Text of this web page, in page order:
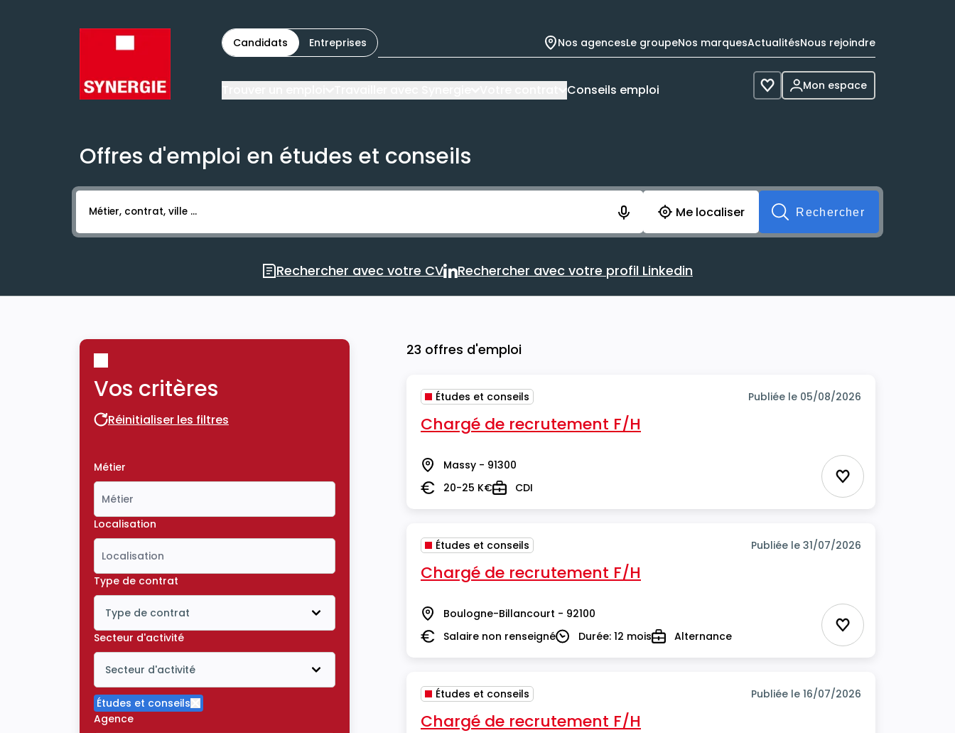
Candidats Entreprises Nos agencesLe groupeNos marquesActualitésNous rejoindre
Conseils emploi Voir les favoris
Mon espace
Offres d'emploi en études et conseils
Activer l’élément pour lancer l’enregistrement. Vous aurez 10 secondes pour enregistrer votre recherche avant soumission du formulaire. Vous
Me localiser
Rechercher
Rechercher avec votre CV
Rechercher avec votre CV
Rechercher avec votre profil Linkedin
Rechercher avec votre profil Linkedin
Vos critères
Réinitialiser les filtres
Réinitialiser les filtres
Métier
Localisation
Type de contrat
Type de contrat
Icône ouvrir la liste déroulante
Secteur d'activité
Secteur d'activité
Icône ouvrir la liste déroulante
Études et conseils
Supprimer le critère Études et conseils
Agence
23 offres d'emploi
Études et conseils Publiée le 05/08/2026
Chargé de recrutement F/H
Lieu Massy - 91300
Salaire20-25 K€TypeCDI Ajouter aux
Études et conseils Publiée le 31/07/2026
Chargé de recrutement F/H
Lieu Boulogne-Billancourt - 92100
SalaireSalaire non renseignéDuréeDurée: 12 moisTypeAlternance Ajouter aux
Études et conseils Publiée le 16/07/2026
Chargé de recrutement F/H